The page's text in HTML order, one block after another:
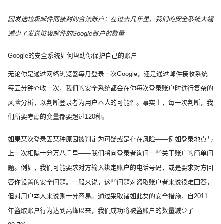
因发送垃圾邮件而被封的合法账户：在过去几年里，我们的安全系统大幅
减少了发送垃圾邮件的Google账户的数量
Google的安全系统如何帮助你保护自己的账户
无论你是通过网络浏览器每月登录一次Google，还是通过邮件接收系统
每五分钟查收一次，我们的安全系统都会在你每次登录账户时进行复杂的
风险分析，以判断登录者为用户本人的可能性。事实上，每一次判断，我
们所要考虑的变量都要超过120种。
如果某次登录因某种原因被判定为可疑或是存在风险——例如登录地点与
上一次相隔十分万八千里——我们将向登录者询问一些关于账户的简单问
题。例如，我们可能要求对方输入绑定账户的电话号码，或是要求对方回
答你设置的安全问题。一般来说，这些问题对盗取账户者来说很难回答，
但对用户本人来说则十分容易。通过采取诸如此类的安全措施，自2011
年盗取账户行为达到高峰以来，我们成功将被盗账户的数量减少了